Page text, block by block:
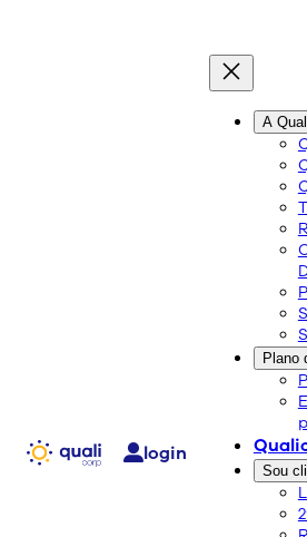
login
A
Plano
Sou
blog
Conteúdo de qualidade e as
A importância
ao tratamento
pacientes com
Saúde e Bem-Estar
09/12/2024